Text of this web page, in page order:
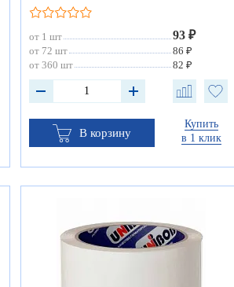
от 1 шт 93 ₽
от 72 шт
86 ₽
от 360 шт
82 ₽
В корзину
Купить
в 1 клик